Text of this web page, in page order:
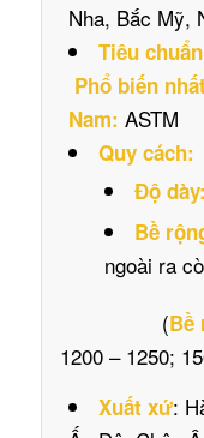
Nha, Bắc Mỹ,
Tiêu
Phổ biến
Nam: ASTM
Quy cách:
Độ dày:
Bề
ngoài ra
(Bề
1200 – 1250;
Xuất xứ: